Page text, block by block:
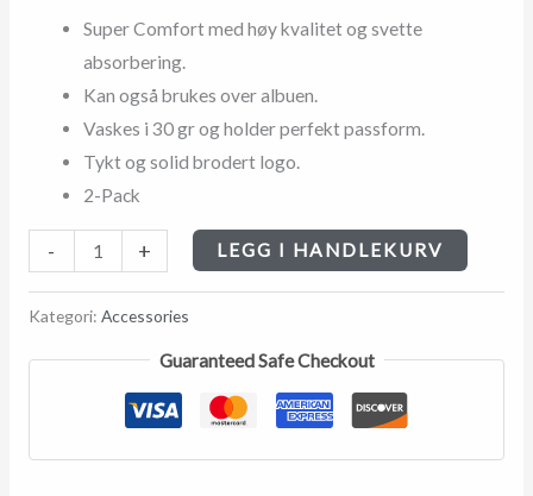
Super Comfort med høy kvalitet og svette
absorbering.
Kan også brukes over albuen.
Vaskes i 30 gr og holder perfekt passform.
Tykt og solid brodert logo.
2-Pack
- + LEGG I HANDLEKURV
Kategori: Accessories
Guaranteed Safe Checkout